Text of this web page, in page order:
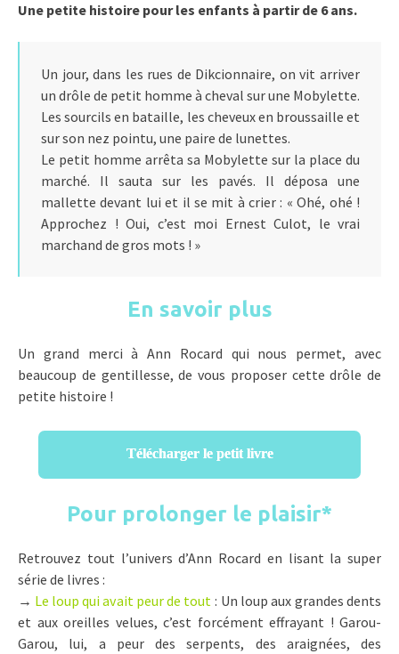
Une petite histoire pour les enfants à partir de 6 ans.
Un jour, dans les rues de Dikcionnaire, on vit arriver
un drôle de petit homme à cheval sur une Mobylette.
Les sourcils en bataille, les cheveux en broussaille et
sur son nez pointu, une paire de lunettes.
Le petit homme arrêta sa Mobylette sur la place du
marché. Il sauta sur les pavés. Il déposa une
mallette devant lui et il se mit à crier : « Ohé, ohé !
Approchez ! Oui, c’est moi Ernest Culot, le vrai
marchand de gros mots ! »
En savoir plus
Un grand merci à Ann Rocard qui nous permet, avec
beaucoup de gentillesse, de vous proposer cette drôle de
petite histoire !
Télécharger le petit livre
Pour prolonger le plaisir*
Retrouvez tout l’univers d’Ann Rocard en lisant la super
série de livres :
→ Le loup qui avait peur de tout : Un loup aux grandes dents
et aux oreilles velues, c’est forcément effrayant ! Garou-
Garou, lui, a peur des serpents, des araignées, des